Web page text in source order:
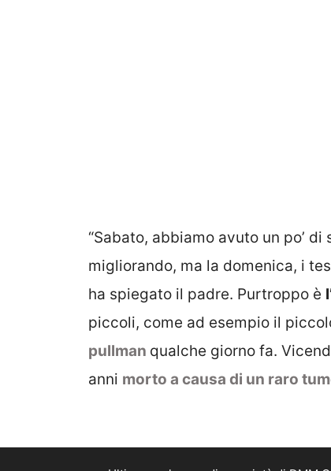
“Sabato, abbiamo avuto un po’
migliorando, ma la domenica, i
ha spiegato il padre. Purtroppo è
piccoli, come ad esempio il
pullman qualche giorno fa.
anni morto a causa di un raro